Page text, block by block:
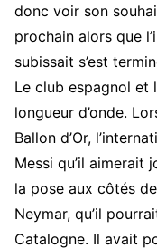
donc voir son
prochain alors que
subissait s’est
Le club espagnol et
longueur d’onde.
Ballon d’Or,
Messi qu’il aimerait
la pose aux côtés
Neymar, qu’il
Catalogne. Il avait